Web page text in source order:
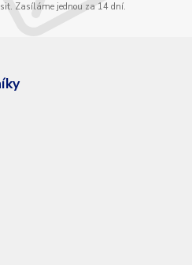
Zasíláme jednou za 14 dní.